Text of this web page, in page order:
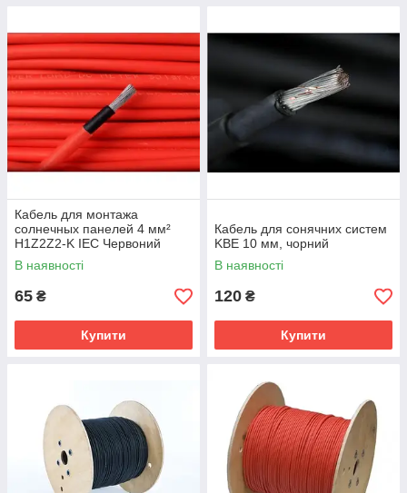
Кабель для монтажа
солнечных панелей 4 мм²
H1Z2Z2-K IEC Червоний
В наявності
65 ₴
Купити
Кабель для сонячних систем
KBE 10 мм, чорний
В наявності
120 ₴
Купити